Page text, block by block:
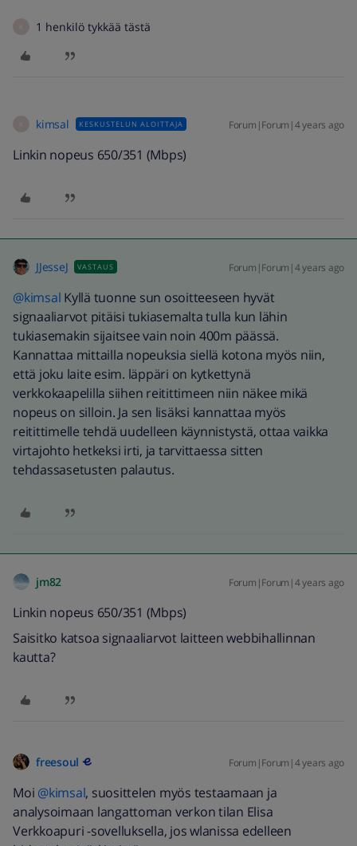
1 henkilö tykkää tästä
kimsal KESKUSTELUN ALOITTAJA Forum|Forum|4 years ago
Linkin nopeus 650/351 (Mbps)
JJesseJ VASTAUS Forum|Forum|4 years ago
@kimsal Kyllä tuonne sun osoitteeseen hyvät
signaaliarvot pitäisi tukiasemalta tulla kun lähin
tukiasemakin sijaitsee vain noin 400m päässä.
Kannattaa mittailla nopeuksia siellä kotona myös niin,
että joku laite esim. läppäri on kytkettynä
verkkokaapelilla siihen reitittimeen niin näkee mikä
nopeus on silloin. Ja sen lisäksi kannattaa myös
reitittimelle tehdä uudelleen käynnistystä, ottaa vaikka
virtajohto hetkeksi irti, ja tarvittaessa sitten
tehdassasetusten palautus.
jm82 Forum|Forum|4 years ago
Linkin nopeus 650/351 (Mbps)
Saisitko katsoa signaaliarvot laitteen webbihallinnan
kautta?
freesoul Forum|Forum|4 years ago
Moi @kimsal, suosittelen myös testaamaan ja
analysoimaan langattoman verkon tilan Elisa
Verkkoapuri -sovelluksella, jos wlanissa edelleen